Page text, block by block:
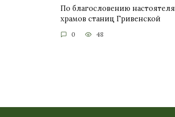
По благословению настоятеля
храмов станиц Гривенской
0 48